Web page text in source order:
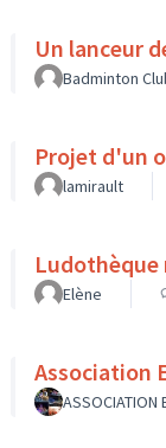
Un lanceur
Badminton
Projet d'un
lamirault
Ludothèque
Elène
Association
ASSOCIATION